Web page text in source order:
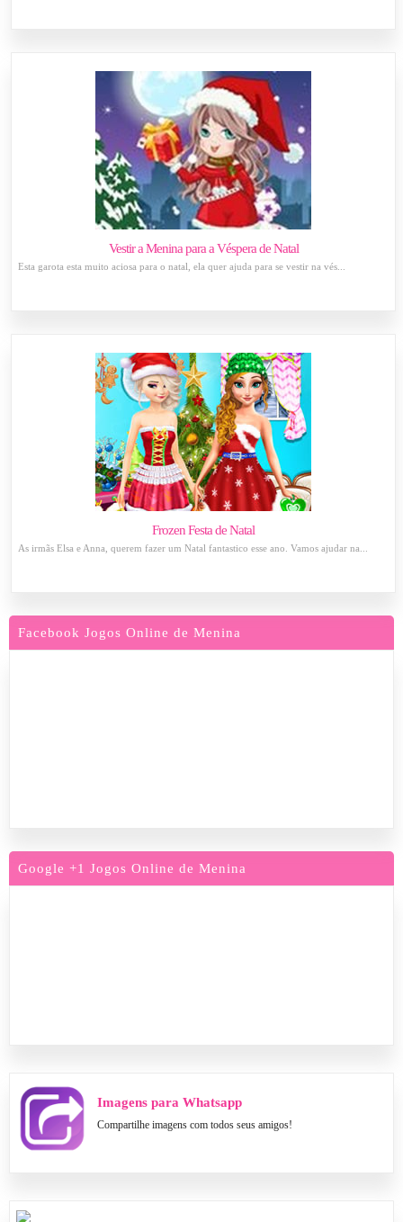
Vestir a Menina para a Véspera de Natal
Esta garota esta muito aciosa para o natal, ela quer ajuda para se vestir na vés...
Frozen Festa de Natal
As irmãs Elsa e Anna, querem fazer um Natal fantastico esse ano. Vamos ajudar na...
Facebook Jogos Online de Menina
Google +1 Jogos Online de Menina
Imagens para Whatsapp
Compartilhe imagens com todos seus amigos!